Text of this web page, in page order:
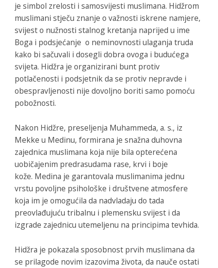
je simbol zrelosti i samosvijesti muslimana. Hidžrom
muslimani stječu znanje o važnosti iskrene namjere,
svijest o nužnosti stalnog kretanja naprijed u ime
Boga i podsjećanje o neminovnosti ulaganja truda
kako bi sačuvali i dosegli dobra ovoga i budućega
svijeta. Hidžra je organizirani bunt protiv
potlačenosti i podsjetnik da se protiv nepravde i
obespravljenosti nije dovoljno boriti samo pomoću
pobožnosti.
Nakon Hidžre, preseljenja Muhammeda, a. s., iz
Mekke u Medinu, formirana je snažna duhovna
zajednica muslimana koja nije bila opterećena
uobičajenim predrasudama rase, krvi i boje
kože. Medina je garantovala muslimanima jednu
vrstu povoljne psihološke i društvene atmosfere
koja im je omogućila da nadvladaju do tada
preovlađujuću tribalnu i plemensku svijest i da
izgrade zajednicu utemeljenu na principima tevhida.
Hidžra je pokazala sposobnost prvih muslimana da
se prilagode novim izazovima života, da nauče ostati